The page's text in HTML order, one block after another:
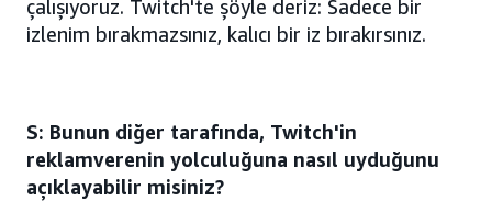
çalışıyoruz. Twitch'te şöyle deriz: Sadece bir
izlenim bırakmazsınız, kalıcı bir iz bırakırsınız.
S: Bunun diğer tarafında, Twitch'in
reklamverenin yolculuğuna nasıl uyduğunu
açıklayabilir misiniz?